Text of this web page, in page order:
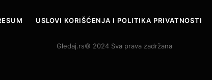
USLOVI KORIŠĆENJA I POLITIKA PRIVATNOSTI
Gledaj.rs© 2024 Sva prava zadržana